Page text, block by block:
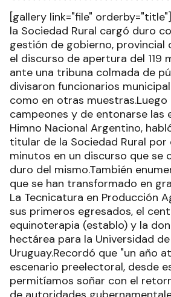
[gallery link="file"
la Sociedad Rural cargó duro
gestión de gobierno, provincial
el discurso de apertura del 119
ante una tribuna colmada de
divisaron funcionarios
como en otras muestras.Luego
campeones y de entonarse las
Himno Nacional Argentino,
titular de la Sociedad Rural por
minutos en un discurso que se
duro del mismo.También
que se han transformado en
La Tecnicatura en Producción
sus primeros egresados, el
equinoterapia (establo) y la
hectárea para la Universidad
Uruguay.Recordó que "un año
escenario preelectoral, desde
permitíamos soñar con el